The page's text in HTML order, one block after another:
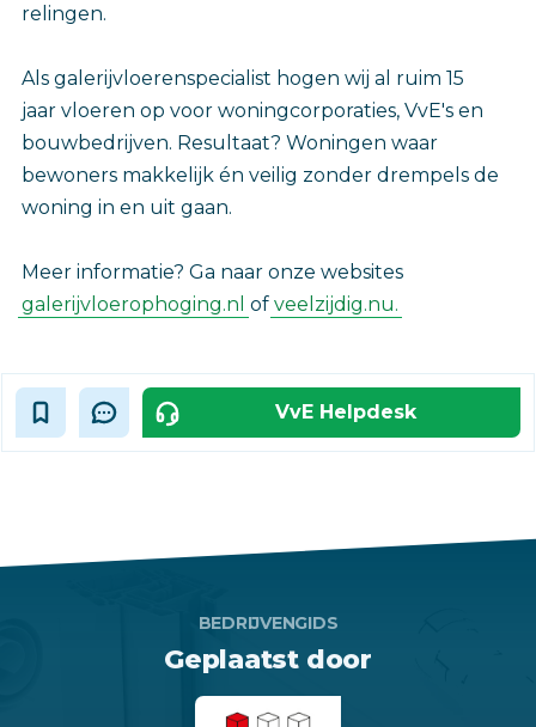
relingen.
Als galerijvloerenspecialist hogen wij al ruim 15
jaar vloeren op voor woningcorporaties, VvE's en
bouwbedrijven. Resultaat? Woningen waar
bewoners makkelijk én veilig zonder drempels de
woning in en uit gaan.
Meer informatie? Ga naar onze websites
galerijvloerophoging.nl of veelzijdig.nu.
VvE Helpdesk
BEDRIJVENGIDS
Geplaatst door